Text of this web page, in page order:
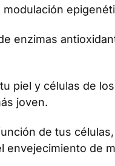
enzimas
piel y células de
joven.
de tus células,
envejecimiento de